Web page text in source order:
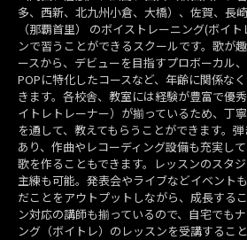
多、西新、北九州小倉、大橋）、佐賀、長
（那覇首里） のボイストレーニング(ボイ
ンで習うことができるスクールです。歌が
ースから、デビューを目指すプロボーカル
POPに特化したコースなど、年齢に関係な
きます。各校舎、教室には経験が豊富で優
イトレトレーナー）が揃っているため、丁
を通して、教えてもらうことができます。
あり、作曲やレコーディング設備も充実し
歌を作ることもできます。レッスンのスタ
主練も可能。発表会やライブなどイベント
だことをアウトプットしながら、成長する
ン対応の講師も揃っているので、自宅でも
ング（ボイトレ）のレッスンを受講すること